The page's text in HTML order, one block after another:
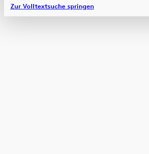
Zur Volltextsuche springen